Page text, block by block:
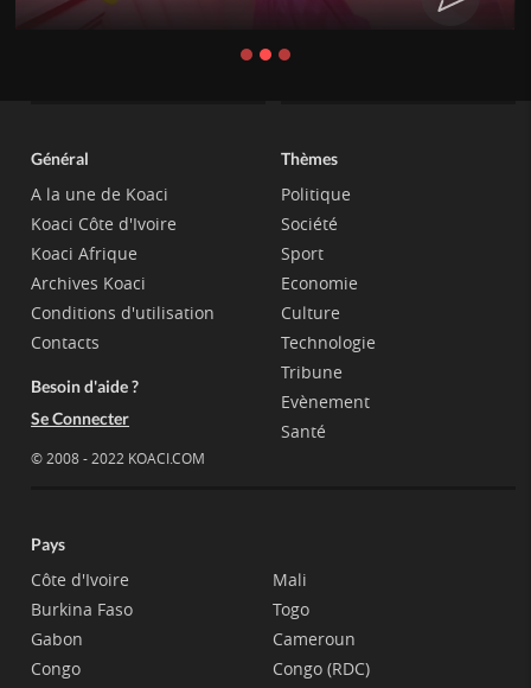
Général
A la une de Koaci
Koaci Côte d'Ivoire
Koaci Afrique
Archives Koaci
Conditions d'utilisation
Contacts
Besoin d'aide ?
Se Connecter
© 2008 - 2022 KOACI.COM
Thèmes
Politique
Société
Sport
Economie
Culture
Technologie
Tribune
Evènement
Santé
Pays
Côte d'Ivoire
Burkina Faso
Gabon
Congo
Mali
Togo
Cameroun
Congo (RDC)